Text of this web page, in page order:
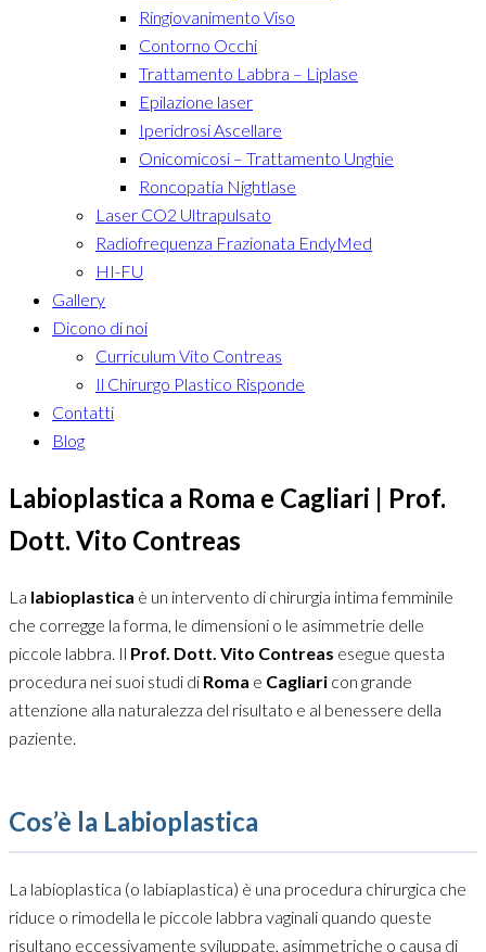
Ringiovanimento Viso
Contorno Occhi
Trattamento Labbra – Liplase
Epilazione laser
Iperidrosi Ascellare
Onicomicosi – Trattamento Unghie
Roncopatia Nightlase
Laser CO2 Ultrapulsato
Radiofrequenza Frazionata EndyMed
HI-FU
Gallery
Dicono di noi
Curriculum Vito Contreas
Il Chirurgo Plastico Risponde
Contatti
Blog
Labioplastica a Roma e Cagliari | Prof.
Dott. Vito Contreas
La labioplastica è un intervento di chirurgia intima femminile
che corregge la forma, le dimensioni o le asimmetrie delle
piccole labbra. Il Prof. Dott. Vito Contreas esegue questa
procedura nei suoi studi di Roma e Cagliari con grande
attenzione alla naturalezza del risultato e al benessere della
paziente.
Cos’è la Labioplastica
La labioplastica (o labiaplastica) è una procedura chirurgica che
riduce o rimodella le piccole labbra vaginali quando queste
risultano eccessivamente sviluppate, asimmetriche o causa di